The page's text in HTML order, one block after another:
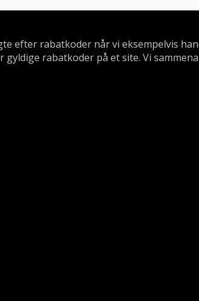
efter rabatkoder når vi eksempelvis
rabatkoder på et site. Vi